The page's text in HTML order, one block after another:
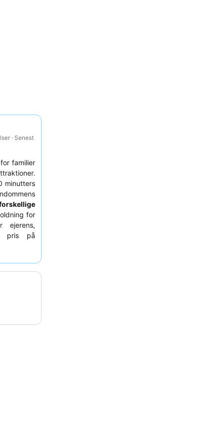
· Senest
familier
minutters
for
ejerens,
pris på
at